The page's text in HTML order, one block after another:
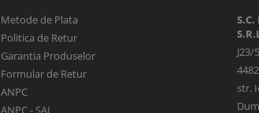
Metode de Plata
Politica de Retur
Garantia Produselor
Formular de Retur
ANPC
ANPC - SAL
J23/
str.